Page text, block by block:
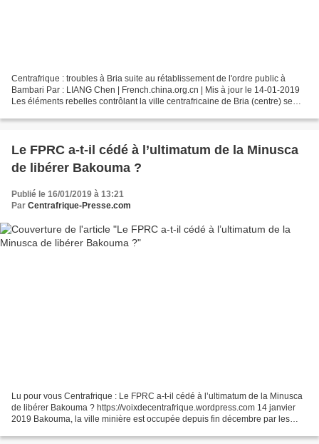
Centrafrique : troubles à Bria suite au rétablissement de l'ordre public à
Bambari Par : LIANG Chen | French.china.org.cn | Mis à jour le 14-01-2019
Les éléments rebelles contrôlant la ville centrafricaine de Bria (centre) se
Le FPRC a-t-il cédé à l’ultimatum de la Minusca
de libérer Bakouma ?
Publié le 16/01/2019 à 13:21
Par Centrafrique-Presse.com
Lu pour vous Centrafrique : Le FPRC a-t-il cédé à l’ultimatum de la Minusca
de libérer Bakouma ? https://voixdecentrafrique.wordpress.com 14 janvier
2019 Bakouma, la ville minière est occupée depuis fin décembre par les